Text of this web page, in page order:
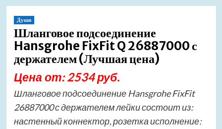
Души
Шланговое подсоединение
Hansgrohe FixFit Q 26887000 с
держателем (Лучшая цена)
Цена от: 2534 руб.
Шланговое подсоединение Hansgrohe FixFit
26887000 с держателем лейки состоит из:
настенный коннектор, розетка исполнение: